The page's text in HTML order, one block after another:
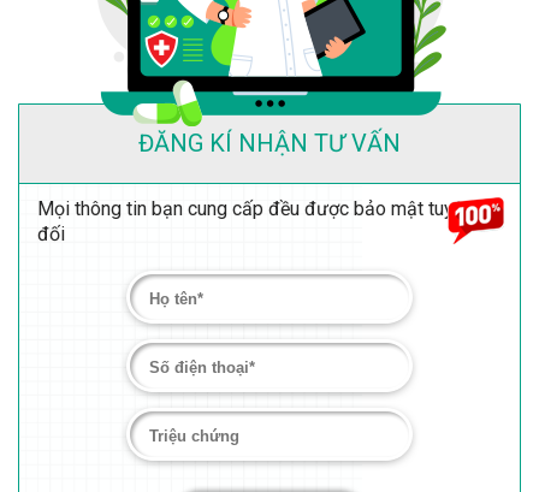
ĐĂNG KÍ NHẬN TƯ VẤN
Mọi thông tin bạn cung cấp đều được bảo mật tuyệt
đối